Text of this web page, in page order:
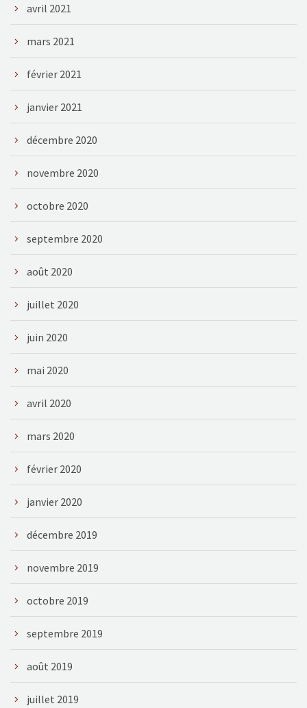
avril 2021
mars 2021
février 2021
janvier 2021
décembre 2020
novembre 2020
octobre 2020
septembre 2020
août 2020
juillet 2020
juin 2020
mai 2020
avril 2020
mars 2020
février 2020
janvier 2020
décembre 2019
novembre 2019
octobre 2019
septembre 2019
août 2019
juillet 2019